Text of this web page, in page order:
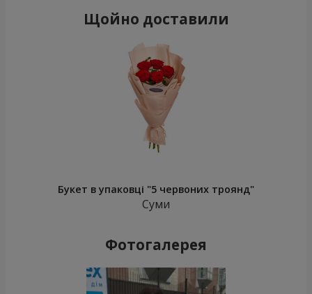
Щойно доставили
Букет в упаковці "5 червоних троянд"
Суми
Фотогалерея